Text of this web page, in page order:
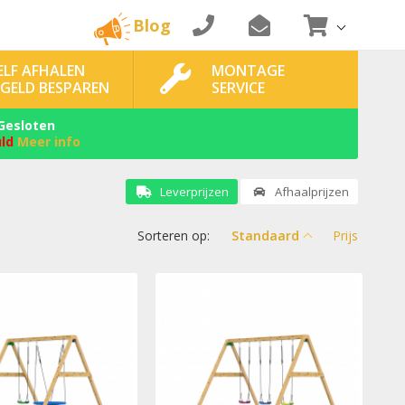
Blog
AFHALEN
BESPAREN
MONTAGE
SERVICE
Meer info
Leverprijzen Afhaalprijzen
Sorteren op: Standaard Prijs